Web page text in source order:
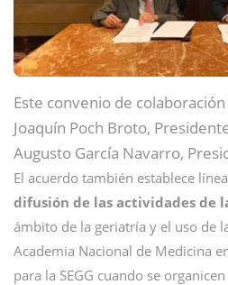
Este convenio de
Joaquín Poch Broto,
Augusto García Navarro,
El acuerdo también establece
difusión de las actividades de
ámbito de la geriatría y el uso de
Academia Nacional de Medicina
para la SEGG cuando se organicen